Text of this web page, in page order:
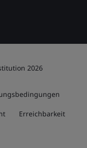
2026
Erreichbarkeit